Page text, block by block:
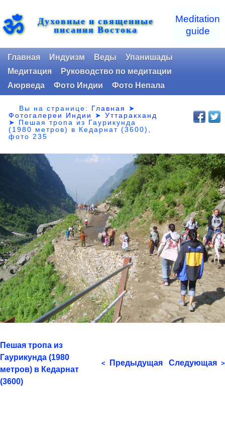
ॐ Духовные и священные
писания Востока
Meditation
guide
Главная Индуизм Веды
Упанишады
Медитация
Руководство по медитации
Аюрведа
Фото Индии Фото Непала
Вы на странице: Главная
➤
Фотогалереи Индии
➤Уттаракханд
➤ Пешая тропа из Гаурикунда
(1980 метров) в Кедарнат (3600),
фото 235
Пешая тропа из
Гаурикунда (1980
метров) в Кедарнат
(3600)
< Предыдущая Следующая >